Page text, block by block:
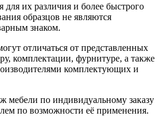
их различия и более быстрого
образцов не являются
знаком.
отличаться от представленных
комплектации, фурнитуре, а также
комплектующих и
мебели по индивидуальному заказу
по возможности её применения.